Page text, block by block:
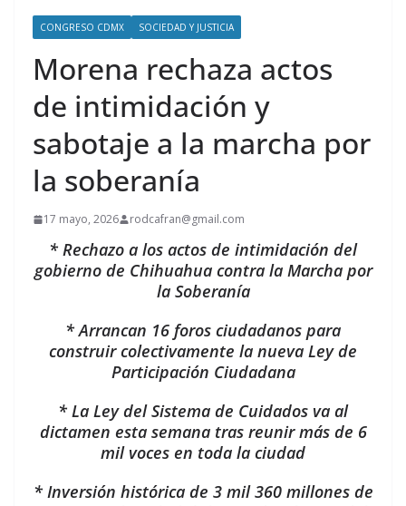
CONGRESO CDMX SOCIEDAD Y JUSTICIA
Morena rechaza actos
de intimidación y
sabotaje a la marcha por
la soberanía
17 mayo, 2026 rodcafran@gmail.com
* Rechazo a los actos de intimidación del
gobierno de Chihuahua contra la Marcha por
la Soberanía
* Arrancan 16 foros ciudadanos para
construir colectivamente la nueva Ley de
Participación Ciudadana
* La Ley del Sistema de Cuidados va al
dictamen esta semana tras reunir más de 6
mil voces en toda la ciudad
* Inversión histórica de 3 mil 360 millones de